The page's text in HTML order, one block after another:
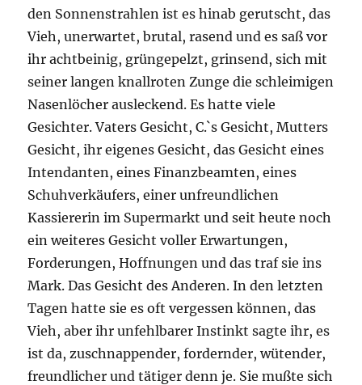
den Sonnenstrahlen ist es hinab gerutscht, das
Vieh, unerwartet, brutal, rasend und es saß vor
ihr achtbeinig, grüngepelzt, grinsend, sich mit
seiner langen knallroten Zunge die schleimigen
Nasenlöcher ausleckend. Es hatte viele
Gesichter. Vaters Gesicht, C.`s Gesicht, Mutters
Gesicht, ihr eigenes Gesicht, das Gesicht eines
Intendanten, eines Finanzbeamten, eines
Schuhverkäufers, einer unfreundlichen
Kassiererin im Supermarkt und seit heute noch
ein weiteres Gesicht voller Erwartungen,
Forderungen, Hoffnungen und das traf sie ins
Mark. Das Gesicht des Anderen. In den letzten
Tagen hatte sie es oft vergessen können, das
Vieh, aber ihr unfehlbarer Instinkt sagte ihr, es
ist da, zuschnappender, fordernder, wütender,
freundlicher und tätiger denn je. Sie mußte sich